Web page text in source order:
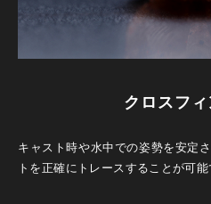
クロスフ
キャスト時や水中での姿勢を安定
トを正確にトレースすることが可能